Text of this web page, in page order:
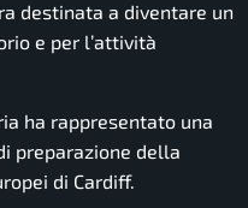
destinata a diventare un
e per l’attività
ha rappresentato una
preparazione della
di Cardiff.